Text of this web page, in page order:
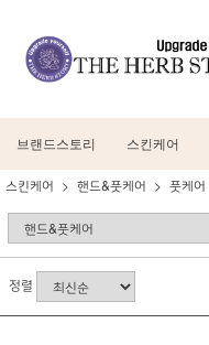
브랜드스토리 스킨케어
스킨케어 핸드&풋케어 풋케어
정렬